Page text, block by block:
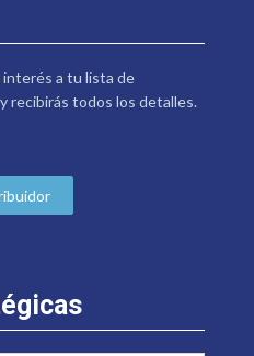
a tu lista de
recibirás todos los detalles.